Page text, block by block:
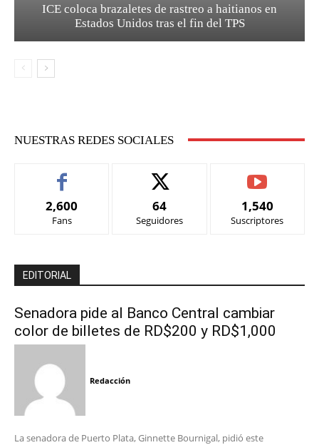
ICE coloca brazaletes de rastreo a haitianos en
Estados Unidos tras el fin del TPS
NUESTRAS REDES SOCIALES
2,600
Fans
64
Seguidores
1,540
Suscriptores
EDITORIAL
Senadora pide al Banco Central cambiar
color de billetes de RD$200 y RD$1,000
Redacción
La senadora de Puerto Plata, Ginnette Bournigal, pidió este